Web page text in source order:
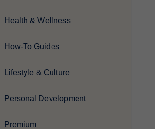
Health & Wellness
How-To Guides
Lifestyle & Culture
Personal Development
Premium